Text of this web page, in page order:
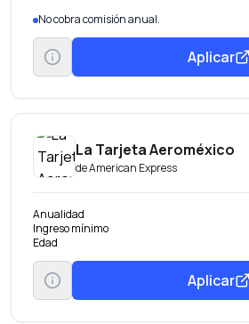
No cobra comisión anual.
Aplicar
La Tarjeta Aeroméxico
deAmerican Express
Anualidad
Ingreso mínimo
Edad
Aplicar